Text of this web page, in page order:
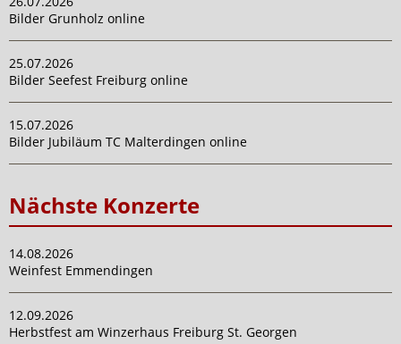
Bilder Grunholz online
25.07.2026
Bilder Seefest Freiburg online
15.07.2026
Bilder Jubiläum TC Malterdingen online
Nächste Konzerte
14.08.2026
Weinfest Emmendingen
12.09.2026
Herbstfest am Winzerhaus Freiburg St. Georgen